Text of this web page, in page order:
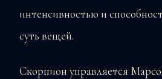
интенсивностью и
суть вещей.
Скорпион управляется